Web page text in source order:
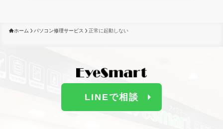
ホーム パソコン修理サービス 正常に起動しない
LINEで相談